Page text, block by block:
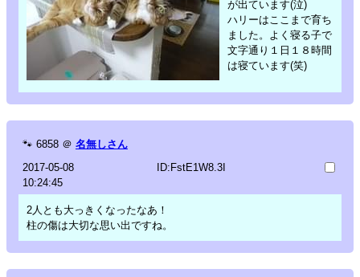
が出ています(泣)
ハリーはここまで育ち
ました。よく寝る子で
文字通り１日１８時間
は寝ています(笑)
🐾 6858 ＠ 名無しさん
2017-05-08
10:24:45
ID:FstE1W8.3I
2人とも大っきくなったなあ！
柱の傷は大切な思い出ですね。